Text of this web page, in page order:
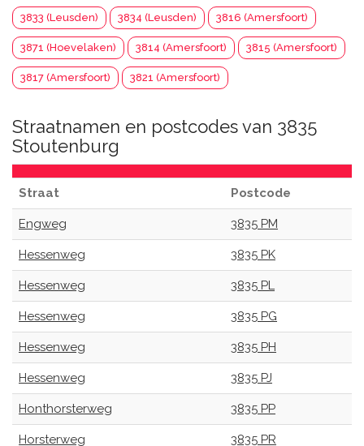
3833 (Leusden) 3834 (Leusden) 3816 (Amersfoort)
3871 (Hoevelaken) 3814 (Amersfoort) 3815 (Amersfoort)
3817 (Amersfoort) 3821 (Amersfoort)
Straatnamen en postcodes van 3835
Stoutenburg
Straat Postcode
Engweg 3835 PM
Hessenweg 3835 PK
Hessenweg 3835 PL
Hessenweg 3835 PG
Hessenweg 3835 PH
Hessenweg 3835 PJ
Honthorsterweg 3835 PP
Horsterweg 3835 PR